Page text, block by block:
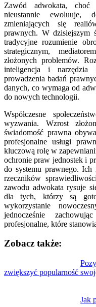
Zawód adwokata,
nieustannie ewoluuje,
zmieniających się
prawnych. W dzisiejszym
tradycyjne rozumienie
strategicznym,
złożonych problemów.
inteligencja i narzędzia
prowadzenia badań
danych, co wymaga od
do nowych technologii.
Współczesne
wyzwania. Wzrost
świadomość prawna
profesjonalne usługi
kluczową rolę w
ochronie praw jednostek i
do systemu prawnego.
rzeczników
zawodu adwokata rysuje
dla tych, którzy są
wykorzystanie
jednocześnie
profesjonalne, które
Zobacz także:
zwiększyć popularność
Jak
wpisu